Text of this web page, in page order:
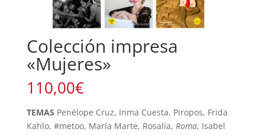
Colección impresa
«Mujeres»
110,00€
TEMAS Penélope Cruz, Inma Cuesta, Piropos, Frida
Kahlo, #metoo, María Marte, Rosalía, Roma, Isabel